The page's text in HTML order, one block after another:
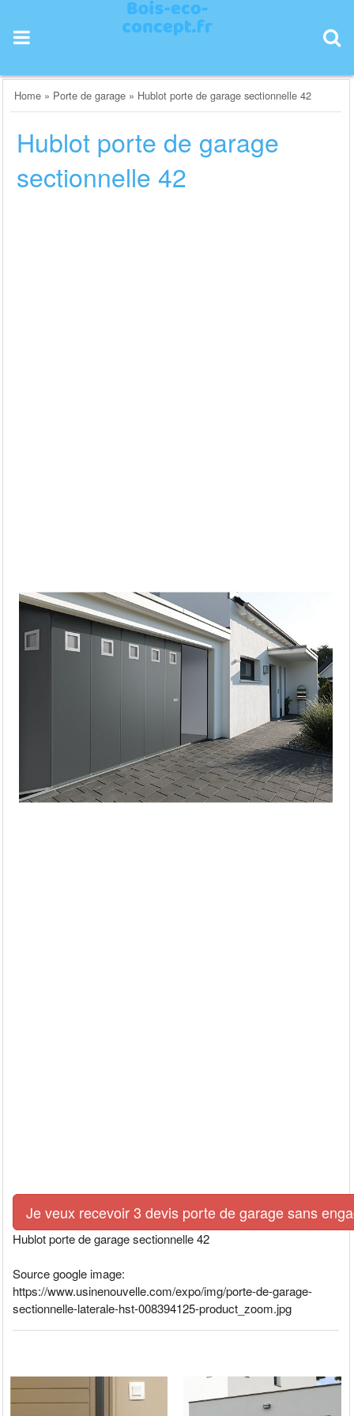
content
Home » Porte de garage » Hublot porte de garage sectionnelle 42
Hublot porte de garage
sectionnelle 42
Je veux recevoir 3 devis porte de garage sans
Hublot porte de garage sectionnelle 42
Source google image:
https://www.usinenouvelle.com/expo/img/porte-de-garage-
sectionnelle-laterale-hst-008394125-product_zoom.jpg